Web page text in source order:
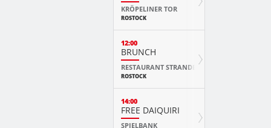
KRÖPELINER TOR
ROSTOCK
12:00
BRUNCH
RESTAURANT STRANDE
ROSTOCK
14:00
FREE DAIQUIRI
SPIELBANK